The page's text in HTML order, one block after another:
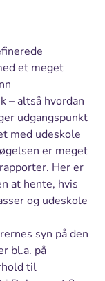
et meget
– altså hvordan
udgangspunkt
med udeskole
er meget
Her er
at hente, hvis
og udeskole
syn på den
bl.a. på
til